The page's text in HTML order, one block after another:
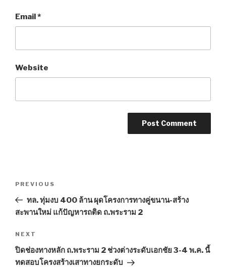
Email*
Website
Previous
Post
PREVIOUS
ทล. ทุ่มงบ 400 ล้าน ผุดโครงการทางคู่ขนาน-สร้าง
สะพานใหม่ แก้ปัญหารถติด ถ.พระราม 2
Next
Post
NEXT
ปิดช่องทางหลัก ถ.พระราม 2 ช่วงต่างระดับเอกชัย 3-4 พ.ค. นี้
ทดสอบโครงสร้างเสาทางยกระดับ